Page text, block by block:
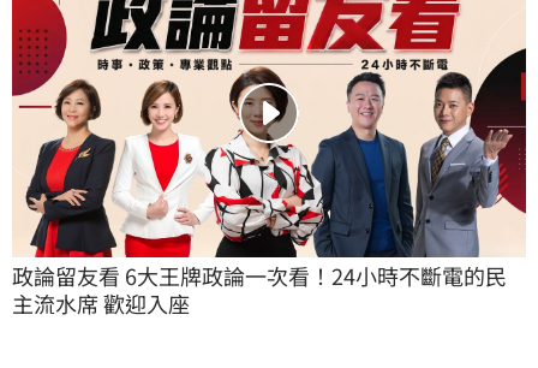
政論留友看 6大王牌政論一次看！24小時不斷電的民
主流水席 歡迎入座